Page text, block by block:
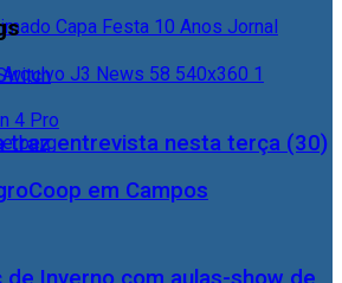
traz entrevista nesta terça (30)
em Campos
4 Pro